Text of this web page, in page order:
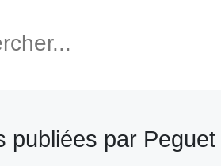
publiées par Peguet